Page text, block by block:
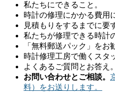
私たちにできること。
時計の修理にかかる費用
見積もりをするまでに要
私たちが修理できる時計
「無料郵送パック」をお
時計修理工房で働くスタ
よくあるご質問とお答え。
お問い合わせとご相談。
料）をお送りします。